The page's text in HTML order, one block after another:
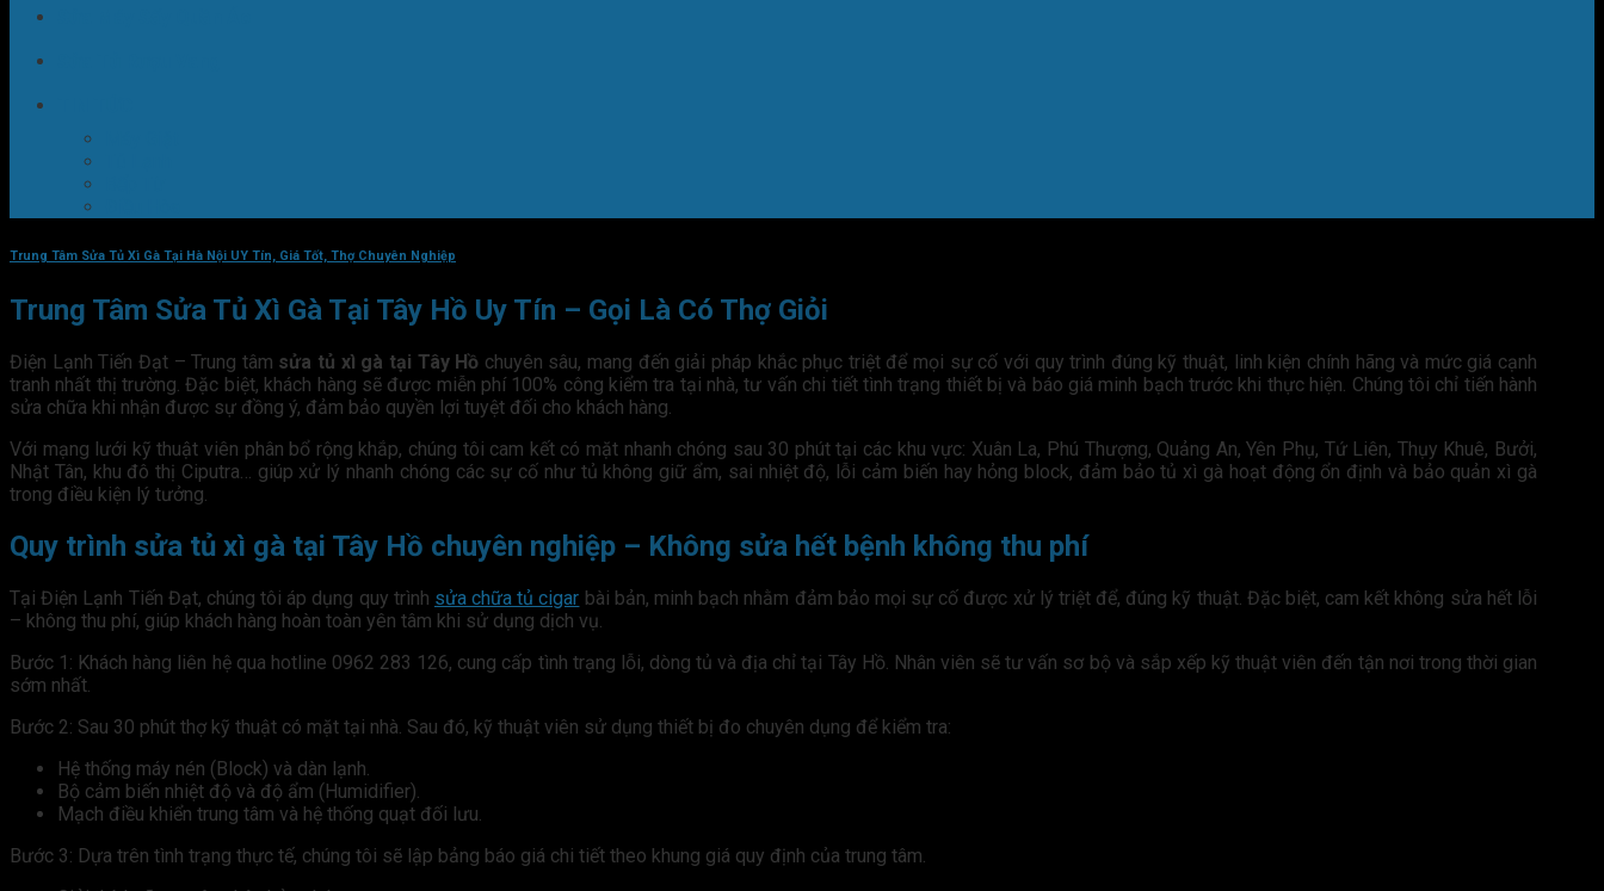
Trung Tâm Sửa Tủ Xì Gà Tại Hà Nội UY Tín, Giá Tốt, Thợ Chuyên Nghiệp
Trung Tâm Sửa Tủ Xì Gà Tại Tây Hồ Uy Tín – Gọi Là Có Thợ Giỏi
Điện Lạnh Tiến Đạt – Trung tâm sửa tủ xì gà tại Tây Hồ chuyên sâu, mang đến giải pháp khắc phục triệt để mọi sự cố với quy trình đúng kỹ thuật, linh kiện chính hãng và mức giá cạnh
tranh nhất thị trường. Đặc biệt, khách hàng sẽ được miễn phí 100% công kiểm tra tại nhà, tư vấn chi tiết tình trạng thiết bị và báo giá minh bạch trước khi thực hiện. Chúng tôi chỉ tiến hành
sửa chữa khi nhận được sự đồng ý, đảm bảo quyền lợi tuyệt đối cho khách hàng.
Với mạng lưới kỹ thuật viên phân bổ rộng khắp, chúng tôi cam kết có mặt nhanh chóng sau 30 phút tại các khu vực: Xuân La, Phú Thượng, Quảng An, Yên Phụ, Tứ Liên, Thụy Khuê, Bưởi,
Nhật Tân, khu đô thị Ciputra… giúp xử lý nhanh chóng các sự cố như tủ không giữ ẩm, sai nhiệt độ, lỗi cảm biến hay hỏng block, đảm bảo tủ xì gà hoạt động ổn định và bảo quản xì gà
trong điều kiện lý tưởng.
Quy trình sửa tủ xì gà tại Tây Hồ chuyên nghiệp – Không sửa hết bệnh không thu phí
Tại Điện Lạnh Tiến Đạt, chúng tôi áp dụng quy trình sửa chữa tủ cigar bài bản, minh bạch nhằm đảm bảo mọi sự cố được xử lý triệt để, đúng kỹ thuật. Đặc biệt, cam kết không sửa hết lỗi
– không thu phí, giúp khách hàng hoàn toàn yên tâm khi sử dụng dịch vụ.
Bước 1: Khách hàng liên hệ qua hotline 0962 283 126, cung cấp tình trạng lỗi, dòng tủ và địa chỉ tại Tây Hồ. Nhân viên sẽ tư vấn sơ bộ và sắp xếp kỹ thuật viên đến tận nơi trong thời gian
sớm nhất.
Bước 2: Sau 30 phút thợ kỹ thuật có mặt tại nhà. Sau đó, kỹ thuật viên sử dụng thiết bị đo chuyên dụng để kiểm tra:
Hệ thống máy nén (Block) và dàn lạnh.
Bộ cảm biến nhiệt độ và độ ẩm (Humidifier).
Mạch điều khiển trung tâm và hệ thống quạt đối lưu.
Bước 3: Dựa trên tình trạng thực tế, chúng tôi sẽ lập bảng báo giá chi tiết theo khung giá quy định của trung tâm.